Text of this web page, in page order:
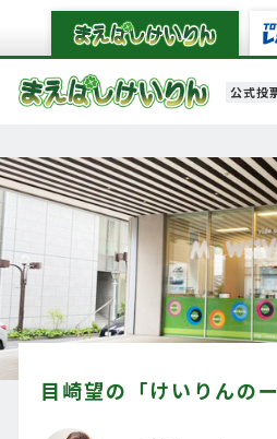
公式投
目崎望の「けいりんの